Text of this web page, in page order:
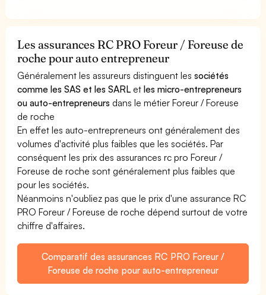
Les assurances RC PRO Foreur / Foreuse de
roche pour auto entrepreneur
Généralement les assureurs distinguent lessociétés
comme les SAS et les SARL etles micro-entrepreneurs
ou auto-entrepreneurs dans le métier Foreur / Foreuse
de roche
En effet les auto-entrepreneurs ont généralement des
volumes d'activité plus faibles que les sociétés. Par
conséquent les prix des assurances rc pro Foreur /
Foreuse de roche sont généralement plus faibles que
pour les sociétés.
Néanmoins n'oubliez pas que le prix d'une assurance RC
PRO Foreur / Foreuse de roche dépend surtout de votre
chiffre d'affaires.
Comparatif des assurances RC PRO Foreur /
Foreuse de roche pour auto-entrepreneur